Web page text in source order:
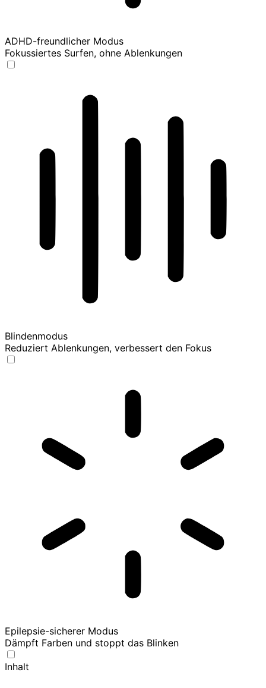
ADHD-freundlicher Modus
Fokussiertes Surfen, ohne Ablenkungen
Blindenmodus
Reduziert Ablenkungen, verbessert den Fokus
Epilepsie-sicherer Modus
Dämpft Farben und stoppt das Blinken
Inhalt